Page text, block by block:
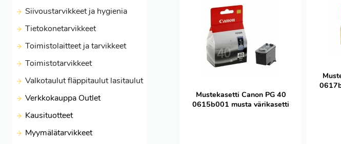
Siivoustarvikkeet ja hygienia
Tietokonetarvikkeet
Toimistolaitteet ja tarvikkeet
Toimistotarvikkeet
Valkotaulut fläppitaulut lasitaulut
Verkkokauppa Outlet
Kausituotteet
Myymälätarvikkeet
Mustekasetti Canon PG 40
0615b001 musta värikasetti